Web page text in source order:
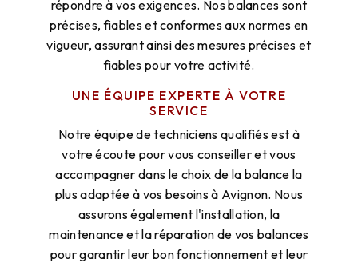
répondre à vos exigences. Nos balances sont
précises, fiables et conformes aux normes en
vigueur, assurant ainsi des mesures précises et
fiables pour votre activité.
UNE ÉQUIPE EXPERTE À VOTRE
SERVICE
Notre équipe de techniciens qualifiés est à
votre écoute pour vous conseiller et vous
accompagner dans le choix de la balance la
plus adaptée à vos besoins à Avignon. Nous
assurons également l'installation, la
maintenance et la réparation de vos balances
pour garantir leur bon fonctionnement et leur